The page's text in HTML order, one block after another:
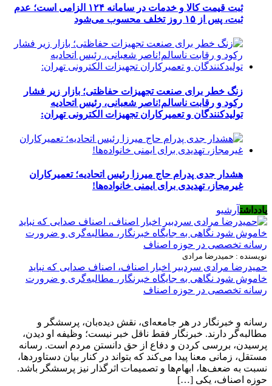
ثبت قیمت کالا و خدمات در سامانه ۱۲۴ الزامی است؛ عدم
ثبت، پس از ۱۵ روز تخلف محسوب می‌شود
زنگ خطر برای صنعت تجهیزات حفاظتی؛ بازار زیر فشار
رکود و رقابت ناسالم!ناصر شعبانی، رئیس اتحادیه
تولیدکنندگان و تعمیرکاران تجهیزات الکترونی تهران:
هشدار جدی پدرام حاج میرزا رئیس اتحادیه؛ تعمیرکاران
غیرمجاز، تهدیدی برای ایمنی خانواده‌ها!
یادداشتآرشیو
نویسنده : حمیدرضا مرادی
حمیدرضا مرادی سردبیر اخبار اصناف، اصناف صدایی که نباید
خاموش شود نگاهی به جایگاه خبرنگار، مطالبه‌گری و ضرورت
رسانه تخصصی در حوزه اصناف
رسانه و خبرنگار در هر جامعه‌ای، نقش دیده‌بان، پرسشگر و
مطالبه‌گر دارند. خبرنگار فقط ناقل خبر نیست؛ وظیفه او دیدن،
پرسیدن، بررسی کردن و دفاع از حق دانستن مردم است. رسانه
مستقل، زمانی معنا پیدا می‌کند که بتواند در کنار بیان دستاوردها،
نسبت به ضعف‌ها، ابهام‌ها و تصمیمات اثرگذار نیز پرسشگر باشد.
حوزه اصناف، یکی […]